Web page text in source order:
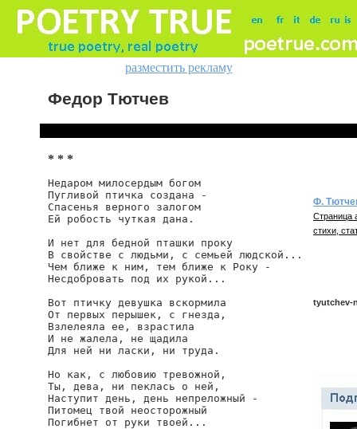
разместить рекламу
Федор Тютчев
* * *
Недаром милосердым богом
Пугливой птичка создана -
Спасенья верного залогом
Ей робость чуткая дана.
И нет для бедной пташки проку
В свойстве с людьми, с семьей людской...
Чем ближе к ним, тем ближе к Року -
Несдобровать под их рукой...
Вот птичку девушка вскормила
От первых перышек, с гнезда,
Взлелеяла ее, взрастила
И не жалела, не щадила
Для ней ни ласки, ни труда.
Но как, с любовию тревожной,
Ты, дева, ни пеклась о ней,
Наступит день, день непреложный -
Питомец твой неосторожный
Погибнет от руки твоей...
Ф.
Страница
стихи,
tyutchev-